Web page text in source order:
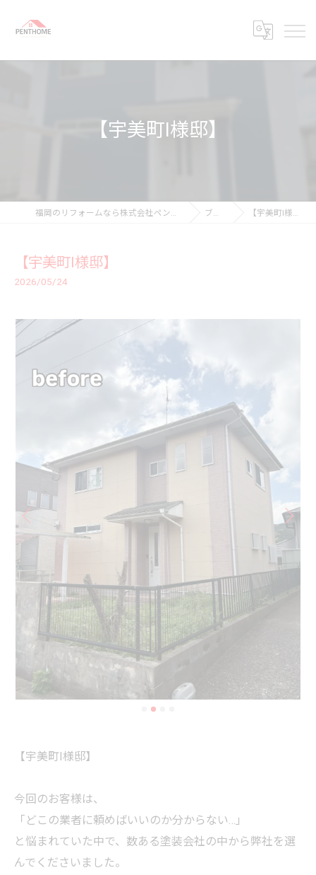
【宇美町I様邸】
福岡のリフォームなら株式会社ペントホーム ブログ 【宇美町I様邸】
【宇美町I様邸】
2026/05/24
【宇美町I様邸】
今回のお客様は、
「どこの業者に頼めばいいのか分からない…」
と悩まれていた中で、数ある塗装会社の中から弊社を選
んでくださいました。